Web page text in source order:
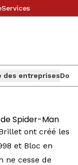
Services
des entreprises
Spider-Man
ont créé les
et Bloc en
ne cesse de